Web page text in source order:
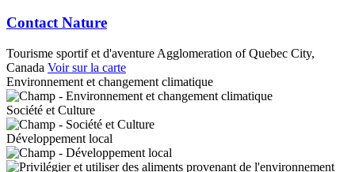
Contact Nature
Tourisme sportif et d'aventure Agglomeration of Quebec City,
Canada Voir sur la carte
Environnement et changement climatique
Société et Culture
Développement local